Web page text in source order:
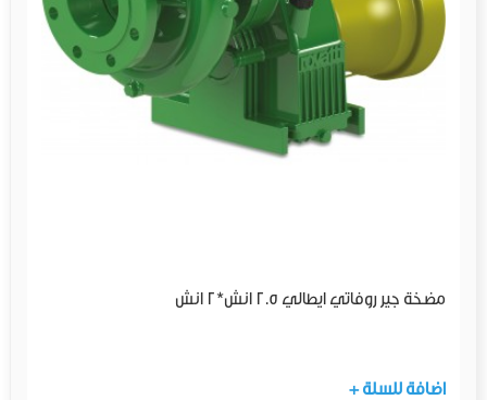
مضخة جير روفاتي ايطالي 2.5 انش*2 انش
+ اضافة للسلة